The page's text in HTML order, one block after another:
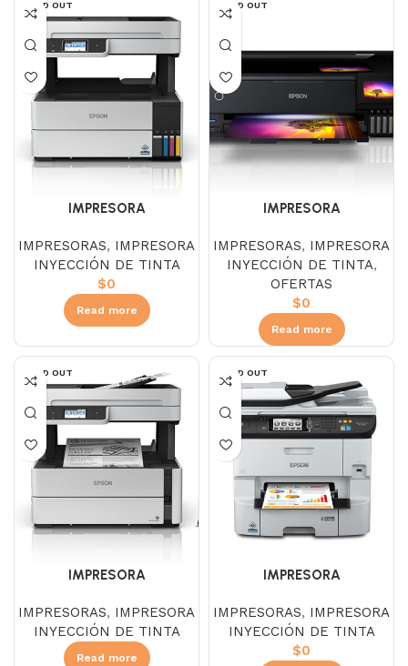
SOLD OUT
IMPRESORA
ECOTANK L6490 WIFI
IMPRESORAS, IMPRESORA
INYECCIÓN DE TINTA
$0
Read more
SOLD OUT
IMPRESORA
ECOTANK L8180 TABLOIDE
IMPRESORAS, IMPRESORA
INYECCIÓN DE TINTA,
OFERTAS
$0
Read more
SOLD OUT
IMPRESORA
ECOTANK
MONOCROMATICA M3170
WIFI
IMPRESORAS, IMPRESORA
INYECCIÓN DE TINTA
Read more
SOLD OUT
IMPRESORA
WORKFORCE PRO WF-6590
WIFI
IMPRESORAS, IMPRESORA
INYECCIÓN DE TINTA
$0